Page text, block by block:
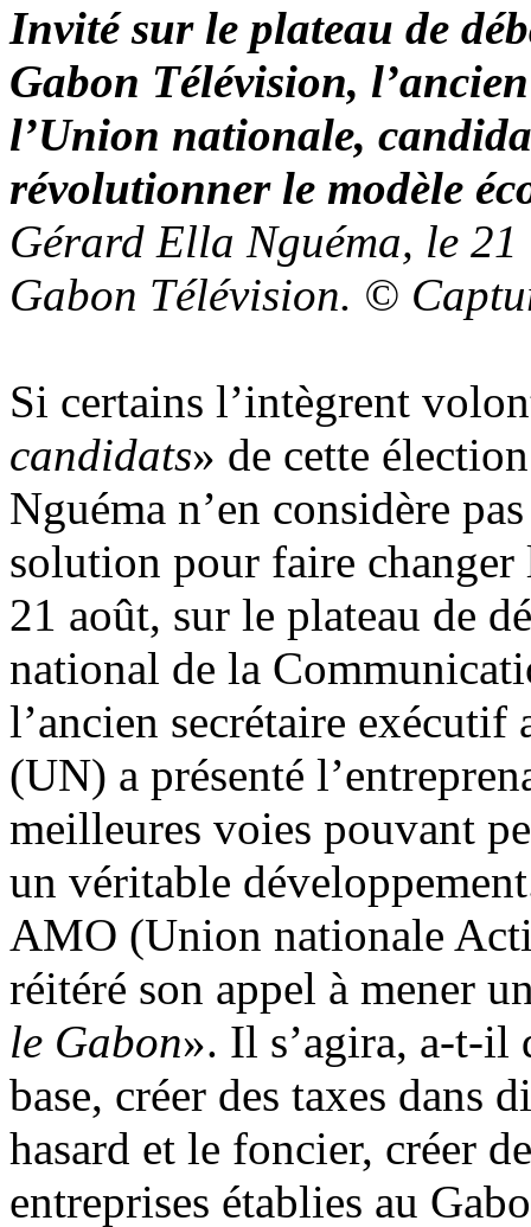
Invité sur le plateau de
Gabon Télévision,
l’Union nationale,
révolutionner le modèle
Gérard Ella Nguéma, le
Gabon Télévision. ©
Si certains l’intègrent
candidats» de cette
Nguéma n’en considère
solution pour faire changer
21 août, sur le plateau de
national de la
l’ancien secrétaire
(UN) a présenté
meilleures voies pouvant
un véritable
AMO (Union nationale
réitéré son appel à mener
le Gabon». Il s’agira, a-t-il
base, créer des taxes dans
hasard et le foncier, créer
entreprises établies au